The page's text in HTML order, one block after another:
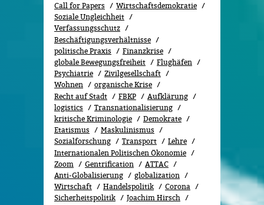
Call for Papers
Wirtschaftsdemokratie
Soziale Ungleichheit
Verfassungsschutz
Beschäftigungsverhältnisse
politische Praxis
Finanzkrise
globale Bewegungsfreiheit
Flughäfen
Psychiatrie
Zivilgesellschaft
Wohnen
organische Krise
Recht auf Stadt
FBKP
Aufklärung
logistics
Transnationalisierung
kritische Kriminologie
Demokrate
Etatismus
Maskulinismus
Sozialforschung
Transport
Lehre
Internationalen Politischen Ökonomie
Zoom
Gentrification
ATTAC
Anti-Globalisierung
globalization
Wirtschaft
Handelspolitik
Corona
Sicherheitspolitik
Joachim Hirsch